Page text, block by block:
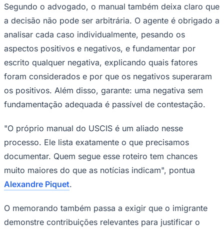
Palmeiras
Segundo o advogado, o manual também deixa claro que
a decisão não pode ser arbitrária. O agente é obrigado a
analisar cada caso individualmente, pesando os
aspectos positivos e negativos, e fundamentar por
escrito qualquer negativa, explicando quais fatores
foram considerados e por que os negativos superaram
os positivos. Além disso, garante: uma negativa sem
fundamentação adequada é passível de contestação.
"O próprio manual do USCIS é um aliado nesse
processo. Ele lista exatamente o que precisamos
documentar. Quem segue esse roteiro tem chances
muito maiores do que as notícias indicam", pontua
Alexandre Piquet.
O memorando também passa a exigir que o imigrante
demonstre contribuições relevantes para justificar o